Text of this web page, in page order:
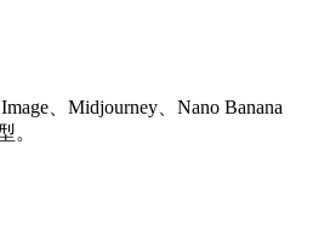
、Midjourney、Nano Banana
。